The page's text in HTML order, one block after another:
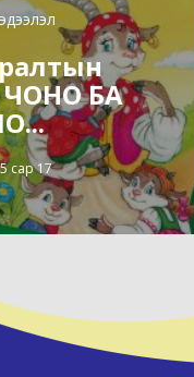
ЧОНО БА
сар 17